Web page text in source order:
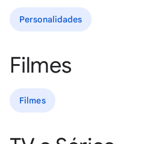
Personalidades
Filmes
Filmes